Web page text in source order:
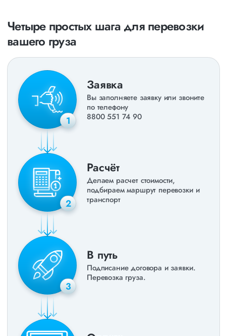
Четыре простых шага для перевозки
вашего груза
1
Заявка
Вы заполняете заявку или звоните
по телефону
8800 551 74 90
2
Расчёт
Делаем расчет стоимости,
подбираем маршрут перевозки и
транспорт
3
В путь
Подписание договора и заявки.
Перевозка груза.